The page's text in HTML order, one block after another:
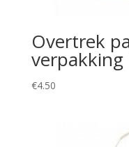
Overtrek
verpakking
€4.50